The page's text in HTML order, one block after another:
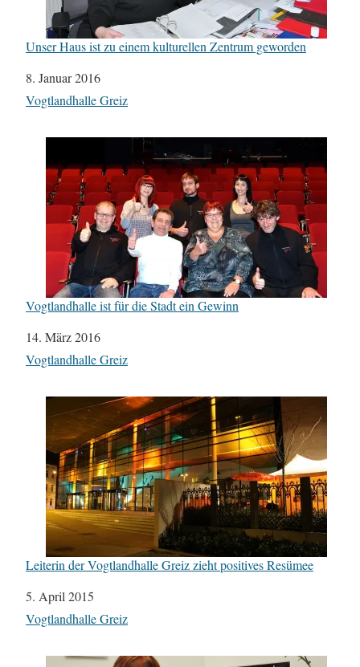
Unser Haus ist zu einem kulturellen Zentrum geworden
Datum
8. Januar 2016
In Bezug auf
Vogtlandhalle Greiz
Vogtlandhalle ist für die Stadt ein Gewinn
Datum
14. März 2016
In Bezug auf
Vogtlandhalle Greiz
Leiterin der Vogtlandhalle Greiz zieht positives Resümee
Datum
5. April 2015
In Bezug auf
Vogtlandhalle Greiz